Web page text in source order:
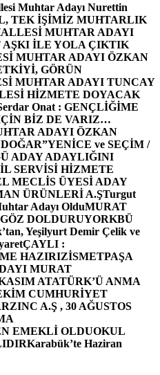
Muhtar Adayı Nurettin
TEK İŞİMİZ MUHTARLIK
MUHTAR ADAYI
AŞKI İLE YOLA ÇIKTIK
MUHTAR ADAYI ÖZKAN
GÖRÜN
MUHTAR ADAYI TUNCAY
HİZMETE DOYACAK
Onat : GENÇLİĞİME
BİZ DE VARIZ…
ADAYI ÖZKAN
YENİCE ve SEÇİM /
ADAY ADAYLIĞINI
SERVİSİ HİZMETE
MECLİS ÜYESİ ADAY
ÜRÜNLERİ A.ŞTurgut
Adayı OlduMURAT
DOLDURUYORKBÜ
Yeşilyurt Demir Çelik ve
ÇAYLI :
HAZIRIZİSMETPAŞA
MURAT
ATATÜRK’Ü ANMA
CUMHURİYET
A.Ş , 30 AĞUSTOS
EMEKLİ OLDUOKUL
Karabük’te Haziran